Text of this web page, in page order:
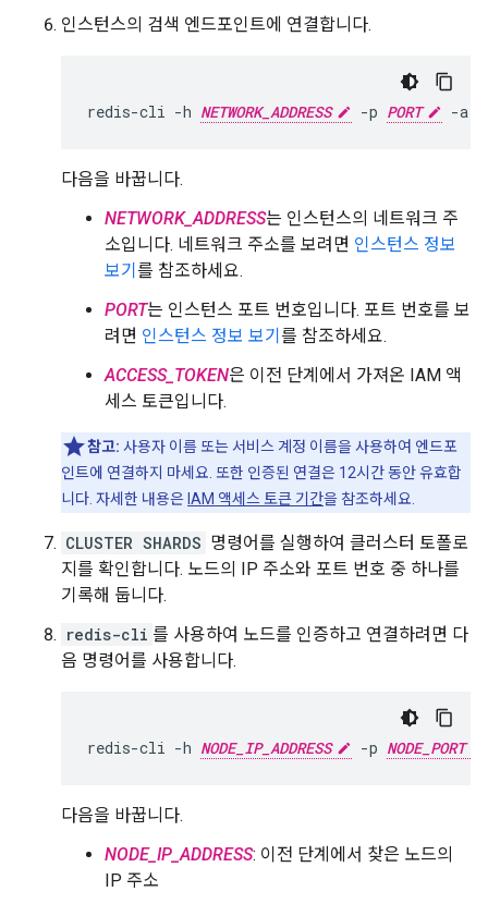
인스턴스의 검색 엔드포인트에 연결합니다.
redis-cli -h NETWORK_ADDRESS -p PORT -a
다음을 바꿉니다.
NETWORK_ADDRESS는 인스턴스의 네트워크 주
소입니다. 네트워크 주소를 보려면 인스턴스 정보
보기 를 참조하세요.
PORT는 인스턴스 포트 번호입니다. 포트 번호를 보
려면 인스턴스 정보 보기 를 참조하세요.
ACCESS_TOKEN은 이전 단계에서 가져온 IAM 액
세스 토큰입니다.
참고: 사용자 이름 또는 서비스 계정 이름을 사용하여 엔드포
인트에 연결하지 마세요. 또한 인증된 연결은 12시간 동안 유효합
니다. 자세한 내용은 IAM 액세스 토큰 기간을 참조하세요.
CLUSTER SHARDS 명령어를 실행하여 클러스터 토폴로
지를 확인합니다. 노드의 IP 주소와 포트 번호 중 하나를
기록해 둡니다.
redis-cli 를 사용하여 노드를 인증하고 연결하려면 다
음 명령어를 사용합니다.
redis-cli -h NODE_IP_ADDRESS -p NODE_PORT
다음을 바꿉니다.
NODE_IP_ADDRESS: 이전 단계에서 찾은 노드의
IP 주소